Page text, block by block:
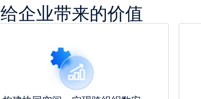
给企业带来的价值